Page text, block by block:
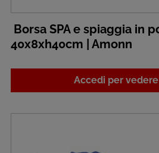
Borsa SPA e spiaggia in
40x8xh40cm | Amonn
Accedi per